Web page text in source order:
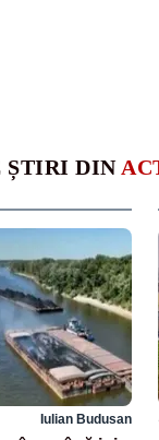
ȘTIRI DIN
Iulian Budusan